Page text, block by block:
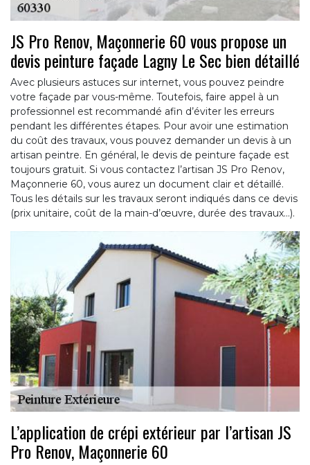
JS Pro Renov, Maçonnerie 60 vous propose un
devis peinture façade Lagny Le Sec bien détaillé
Avec plusieurs astuces sur internet, vous pouvez peindre
votre façade par vous-même. Toutefois, faire appel à un
professionnel est recommandé afin d’éviter les erreurs
pendant les différentes étapes. Pour avoir une estimation
du coût des travaux, vous pouvez demander un devis à un
artisan peintre. En général, le devis de peinture façade est
toujours gratuit. Si vous contactez l’artisan JS Pro Renov,
Maçonnerie 60, vous aurez un document clair et détaillé.
Tous les détails sur les travaux seront indiqués dans ce devis
(prix unitaire, coût de la main-d’œuvre, durée des travaux…).
L’application de crépi extérieur par l’artisan JS
Pro Renov, Maçonnerie 60